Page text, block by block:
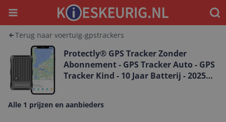
Menu
Terug naar voertuig-gpstrackers
Protectly® GPS Tracker Zonder
Abonnement - GPS Tracker Auto - GPS
Tracker Kind - 10 Jaar Batterij - 2025
Alle 1 prijzen en aanbieders